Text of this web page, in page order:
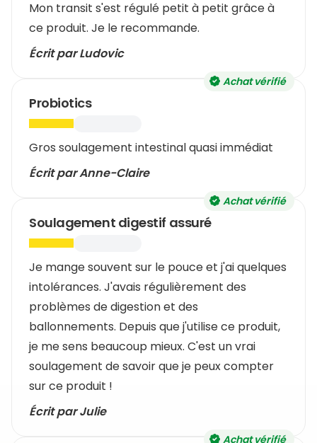
Mon transit s'est régulé petit à petit grâce à
ce produit. Je le recommande.
Écrit par Ludovic
Achat vérifié
Probiotics
Gros soulagement intestinal quasi immédiat
Écrit par Anne-Claire
Achat vérifié
Soulagement digestif assuré
Je mange souvent sur le pouce et j'ai quelques
intolérances. J'avais régulièrement des
problèmes de digestion et des
ballonnements. Depuis que j'utilise ce produit,
je me sens beaucoup mieux. C'est un vrai
soulagement de savoir que je peux compter
sur ce produit !
Écrit par Julie
Achat vérifié